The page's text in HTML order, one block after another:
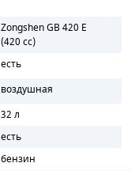
Zongshen GB 420 E
(420 cc)
есть
воздушная
32 л
есть
бензин